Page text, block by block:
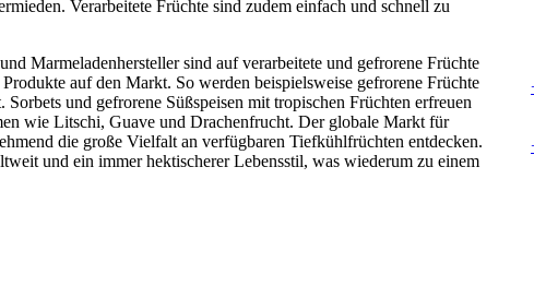
Verarbeitete Früchte sind zudem einfach und schnell zu
Marmeladenhersteller sind auf verarbeitete und gefrorene Früchte
auf den Markt. So werden beispielsweise gefrorene Früchte
und gefrorene Süßspeisen mit tropischen Früchten erfreuen
wie Litschi, Guave und Drachenfrucht. Der globale Markt für
die große Vielfalt an verfügbaren Tiefkühlfrüchten entdecken.
und ein immer hektischerer Lebensstil, was wiederum zu einem